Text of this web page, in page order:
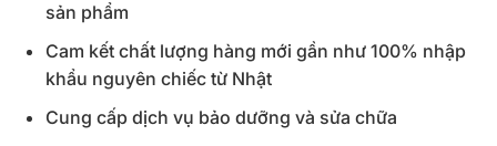
sản phẩm
Cam kết chất lượng hàng mới gần như 100% nhập
khẩu nguyên chiếc từ Nhật
Cung cấp dịch vụ bảo dưỡng và sửa chữa